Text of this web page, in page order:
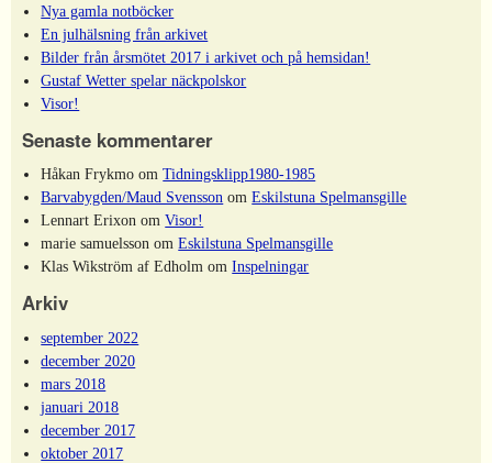
Nya gamla notböcker
En julhälsning från arkivet
Bilder från årsmötet 2017 i arkivet och på hemsidan!
Gustaf Wetter spelar näckpolskor
Visor!
Senaste kommentarer
Håkan Frykmo omTidningsklipp1980-1985
Barvabygden/Maud Svensson omEskilstuna Spelmansgille
Lennart Erixon omVisor!
marie samuelsson omEskilstuna Spelmansgille
Klas Wikström af Edholm omInspelningar
Arkiv
september 2022
december 2020
mars 2018
januari 2018
december 2017
oktober 2017